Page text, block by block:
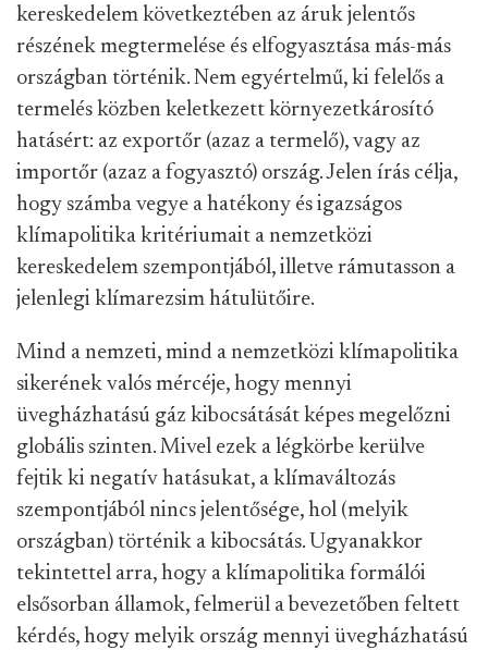
kereskedelem következtében az áruk jelentős
részének megtermelése és elfogyasztása más-más
országban történik. Nem egyértelmű, ki felelős a
termelés közben keletkezett környezetkárosító
hatásért: az exportőr (azaz a termelő), vagy az
importőr (azaz a fogyasztó) ország. Jelen írás célja,
hogy számba vegye a hatékony és igazságos
klímapolitika kritériumait a nemzetközi
kereskedelem szempontjából, illetve rámutasson a
jelenlegi klímarezsim hátulütőire.
Mind a nemzeti, mind a nemzetközi klímapolitika
sikerének valós mércéje, hogy mennyi
üvegházhatású gáz kibocsátását képes megelőzni
globális szinten. Mivel ezek a légkörbe kerülve
fejtik ki negatív hatásukat, a klímaváltozás
szempontjából nincs jelentősége, hol (melyik
országban) történik a kibocsátás. Ugyanakkor
tekintettel arra, hogy a klímapolitika formálói
elsősorban államok, felmerül a bevezetőben feltett
kérdés, hogy melyik ország mennyi üvegházhatású